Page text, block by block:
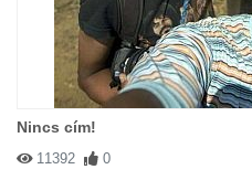
Nincs cím!
11392 0